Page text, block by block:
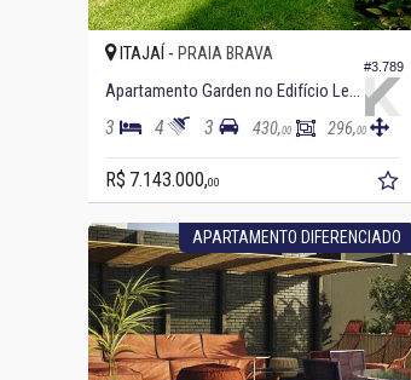
#3.789
ITAJAÍ - PRAIA BRAVA
Apartamento Garden no Edifício Le Blanc
3 4 3 430,00 296,00
R$ 7.143.000,00
APARTAMENTO DIFERENCIADO